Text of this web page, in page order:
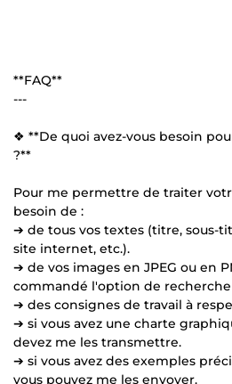
**FAQ**
---
❖ **De quoi avez-vous besoin
?**
Pour me permettre de traiter
besoin de :
➔ de tous vos textes (titre, sous-
site internet, etc.).
➔ de vos images en JPEG ou en
commandé l'option de
➔ des consignes de travail à
➔ si vous avez une charte
devez me les transmettre.
➔ si vous avez des exemples
vous pouvez me les envoyer.